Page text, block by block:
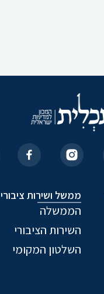
ממשל ושירות ציבורי
הממשלה
השירות הציבורי
השלטון המקומי